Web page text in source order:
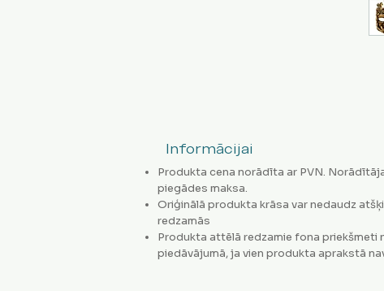
Informācijai
Produkta cena norādīta ar PVN.
piegādes maksa.
Oriģinālā produkta krāsa var nedaudz
redzamās
Produkta attēlā redzamie fona
piedāvājumā, ja vien produkta aprakstā